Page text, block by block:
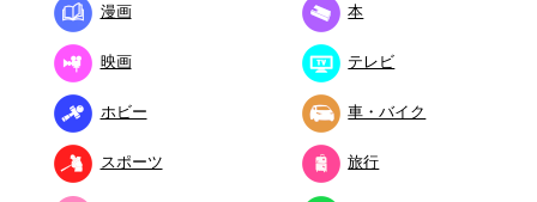
漫画 本
映画 テレビ
ホビー 車・バイク
スポーツ 旅行